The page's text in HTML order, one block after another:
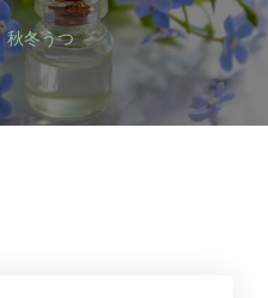
秋冬うつ